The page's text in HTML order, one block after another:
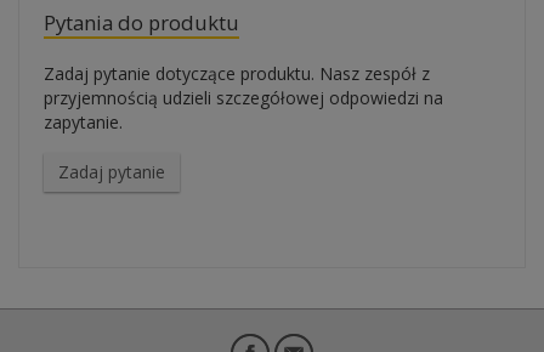
Pytania do produktu
Zadaj pytanie dotyczące produktu. Nasz zespół z
przyjemnością udzieli szczegółowej odpowiedzi na
zapytanie.
Zadaj pytanie